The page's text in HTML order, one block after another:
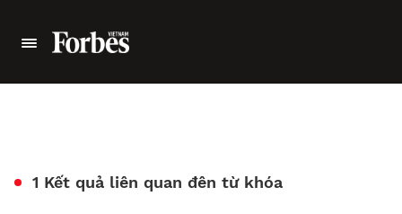
1 Kết quả liên quan đên từ khóa